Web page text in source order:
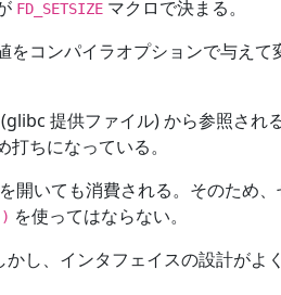
FD_SETSIZE マクロで決まる。
をコンパイラオプションで与えて
(glibc 提供ファイル) から参照され
打ちになっている。
開いても消費される。そのため
を使ってはならない。
し、インタフェイスの設計がよ